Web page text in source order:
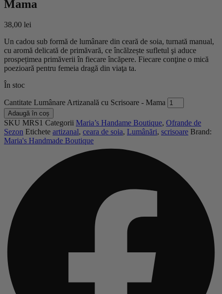
Mama
38,00 lei
Un cadou sub formă de lumânare din ceară de soia, turnată manual,
cu aromă delicată de primăvară, ce încălzește sufletul şi aduce
prospețimea primăverii în fiecare încăpere. Fiecare conţine o mică
poezioară pentru femeia dragă din viaţa ta.
În stoc
Cantitate Lumânare Artizanală cu Scrisoare - Mama
Adaugă în coș
SKU MRS1 Categorii Maria’s Handame Boutique, Ofrande de
Sezon Etichete artizanal, ceara de soia, Lumânări, scrisoare Brand:
Maria's Handmade Boutique